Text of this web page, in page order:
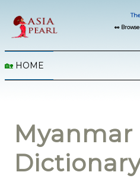
👀
🏡 HOME